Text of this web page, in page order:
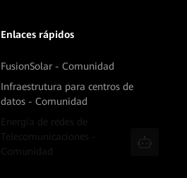
Enlaces rápidos
FusionSolar - Comunidad
Infraestrutura para centros de
datos - Comunidad